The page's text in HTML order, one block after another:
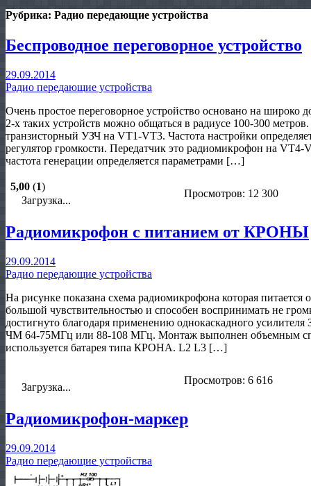
Рубрика: Радио передающие устройства
Беспроводное переговорное устройство
29.09.2014
Радио передающие устройства
Очень простое переговорное устройство основано на
2-х таких устройств можно общаться в радиусе 100-300
транзисторный УЗЧ на VT1-VT3. Частота настройки
регулятор громкости. Передатчик это радиомикрофон на
частота генерации определяется параметрами […]
5,00 (1)
Загрузка...
Просмотров: 12 300
Радиомикрофон с питанием от КРОНЫ
29.09.2014
Радио передающие устройства
На рисунке показана схема радиомикрофона которая
большой чувствительностью и способен воспринимать не
достигнуто благодаря применению однокаскадного
ЧМ 64-75МГц или 88-108 МГц. Монтаж выполнен объемным
используется батарея типа КРОНА. L2 L3 […]
Загрузка...
Просмотров: 6 616
Радиомикрофон-маркер
29.09.2014
Радио передающие устройства